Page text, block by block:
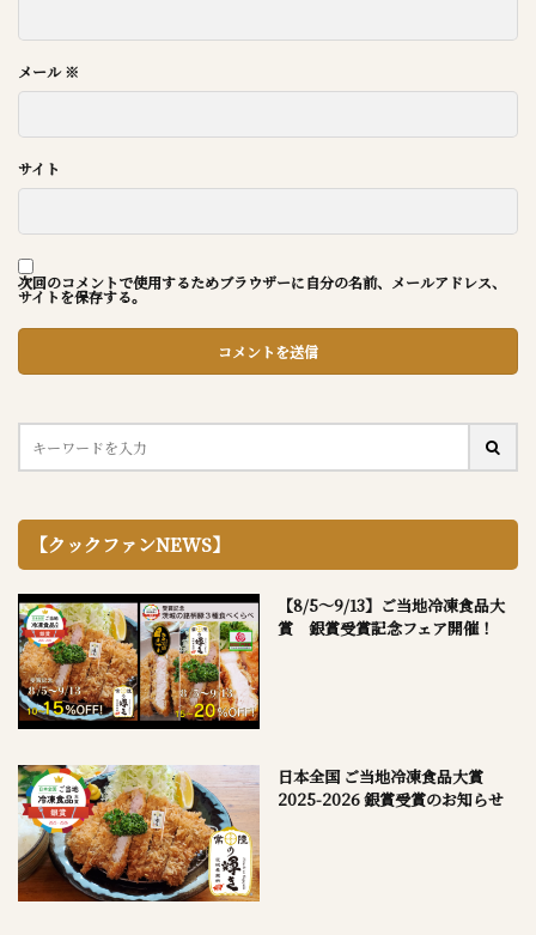
メール※
サイト
次回のコメントで使用するためブラウザーに自分の名前、メールアドレス、
サイトを保存する。
【クックファンNEWS】
【8/5～9/13】ご当地冷凍食品大
賞 銀賞受賞記念フェア開催！
日本全国 ご当地冷凍食品大賞
2025-2026 銀賞受賞のお知らせ